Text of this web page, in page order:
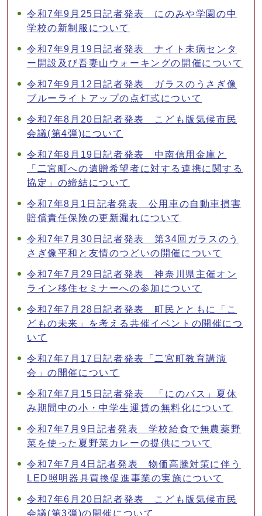
令和7年9月25日記者発表 にのみや学園の中
学校の新制服について
令和7年9月19日記者発表 ナイト未病センタ
ー開設及び吾妻山ウォーキングの開催について
令和7年9月12日記者発表 ガラスのうさぎ像
ブルーライトアップの点灯式について
令和7年8月20日記者発表 こども版気候市民
会議(第4弾)について
令和7年8月19日記者発表 中南信用金庫と
「二宮町への遺贈希望者に対する連携に関する
協定」の締結について
令和7年8月1日記者発表 公用車の自動車損害
賠償責任保険の更新漏れについて
令和7年7月30日記者発表 第34回ガラスのう
さぎ像平和と友情のつどいの開催について
令和7年7月29日記者発表 神奈川県主催オン
ライン移住セミナーへの参加について
令和7年7月28日記者発表 町民とともに「こ
どもの未来」を考える共催イベントの開催につ
いて
令和7年7月17日記者発表「二宮町教育講演
会」の開催について
令和7年7月15日記者発表 「にのバス」夏休
み期間中の小・中学生運賃の無料化について
令和7年7月9日記者発表 学校給食で無農薬野
菜を使った夏野菜カレーの提供について
令和7年7月4日記者発表 物価高騰対策に伴う
LED照明器具買換促進事業の実施について
令和7年6月20日記者発表 こども版気候市民
会議(第3弾)の開催について